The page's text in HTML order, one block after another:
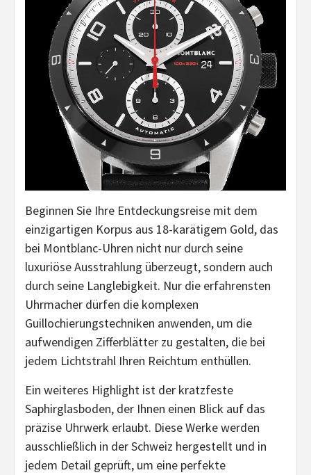
Beginnen Sie Ihre Entdeckungsreise mit dem
einzigartigen Korpus aus 18-karätigem Gold, das
bei Montblanc-Uhren nicht nur durch seine
luxuriöse Ausstrahlung überzeugt, sondern auch
durch seine Langlebigkeit. Nur die erfahrensten
Uhrmacher dürfen die komplexen
Guillochierungstechniken anwenden, um die
aufwendigen Zifferblätter zu gestalten, die bei
jedem Lichtstrahl Ihren Reichtum enthüllen.
Ein weiteres Highlight ist der kratzfeste
Saphirglasboden, der Ihnen einen Blick auf das
präzise Uhrwerk erlaubt. Diese Werke werden
ausschließlich in der Schweiz hergestellt und in
jedem Detail geprüft, um eine perfekte